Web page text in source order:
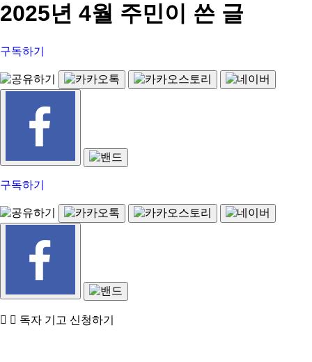
2025년 4월 주민이 쓴 글
구독하기
구독하기
독자 기고 신청하기